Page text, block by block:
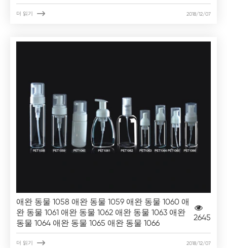
더 읽기  2018/12/07
애완 동물 1058 애완 동물 1059 애완 동물 1060 애
완 동물 1061 애완 동물 1062 애완 동물 1063 애완
동물 1064 애완 동물 1065 애완 동물 1066
2645
더 읽기  2018/12/07